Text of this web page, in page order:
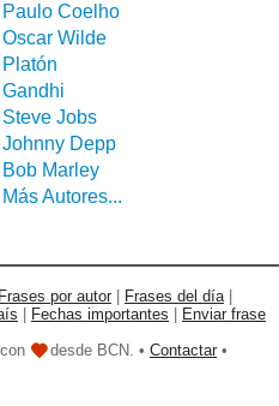
Paulo Coelho
Oscar Wilde
Platón
Gandhi
Steve Jobs
Johnny Depp
Bob Marley
Más Autores...
Frases por autor Frases del día|
Fechas importantes
Enviar frase
desde BCN. • Contactar •